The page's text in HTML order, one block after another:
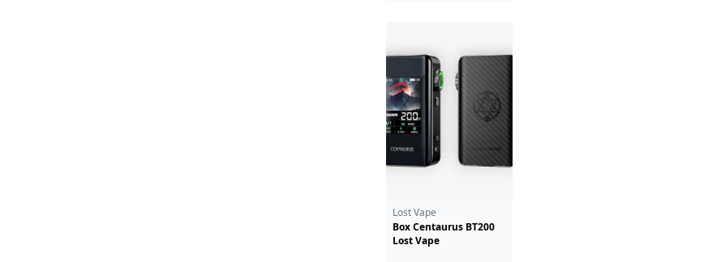
Lost Vape
Box Centaurus BT200
Lost Vape